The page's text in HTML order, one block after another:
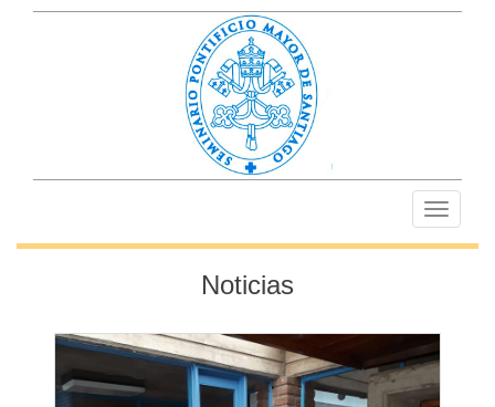
Toggle
Noticias